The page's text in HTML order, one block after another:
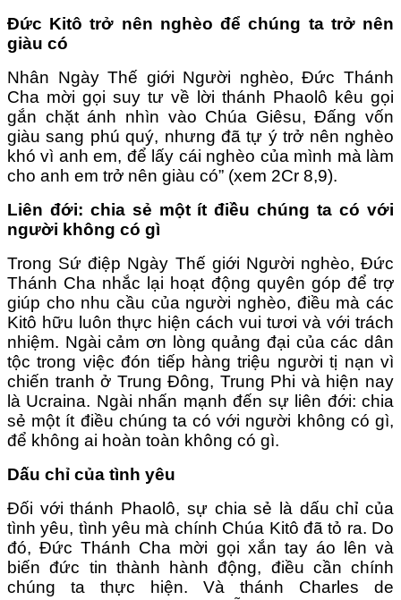
Đức Kitô trở nên nghèo để chúng ta trở nên
giàu có
Nhân Ngày Thế giới Người nghèo, Đức Thánh
Cha mời gọi suy tư về lời thánh Phaolô kêu gọi
gắn chặt ánh nhìn vào Chúa Giêsu, Đấng vốn
giàu sang phú quý, nhưng đã tự ý trở nên nghèo
khó vì anh em, để lấy cái nghèo của mình mà làm
cho anh em trở nên giàu có” (xem 2Cr 8,9).
Liên đới: chia sẻ một ít điều chúng ta có với
người không có gì
Trong Sứ điệp Ngày Thế giới Người nghèo, Đức
Thánh Cha nhắc lại hoạt động quyên góp để trợ
giúp cho nhu cầu của người nghèo, điều mà các
Kitô hữu luôn thực hiện cách vui tươi và với trách
nhiệm. Ngài cảm ơn lòng quảng đại của các dân
tộc trong việc đón tiếp hàng triệu người tị nạn vì
chiến tranh ở Trung Đông, Trung Phi và hiện nay
là Ucraina. Ngài nhấn mạnh đến sự liên đới: chia
sẻ một ít điều chúng ta có với người không có gì,
để không ai hoàn toàn không có gì.
Dấu chỉ của tình yêu
Đối với thánh Phaolô, sự chia sẻ là dấu chỉ của
tình yêu, tình yêu mà chính Chúa Kitô đã tỏ ra. Do
đó, Đức Thánh Cha mời gọi xắn tay áo lên và
biến đức tin thành hành động, điều cần chính
chúng ta thực hiện. Và thánh Charles de